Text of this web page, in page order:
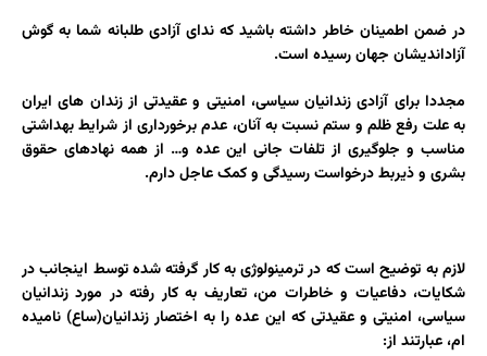
در ضمن اطمینان خاطر داشته باشید که ندای آزادی طلبانه شما به گوش
آزاداندیشان جهان رسیده است.
مجددا برای آزادی زندانیان سیاسی، امنیتی و عقیدتی از زندان های ایران
به علت رفع ظلم و ستم نسبت به آنان، عدم برخورداری از شرایط بهداشتی
مناسب و جلوگیری از تلفات جانی این عده و… از همه نهادهای حقوق
بشری و ذیربط درخواست رسیدگی و کمک عاجل دارم.
لازم به توضیح است که در ترمینولوژی به کار گرفته شده توسط اینجانب در
شکایات، دفاعیات و خاطرات من، تعاریف به کار رفته در مورد زندانیان
سیاسی، امنیتی و عقیدتی که این عده را به اختصار زندانیان(ساع) نامیده
ام، عبارتند از: